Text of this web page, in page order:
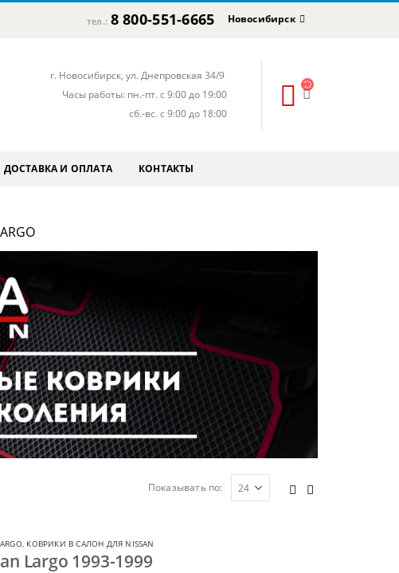
тел.: 8 800-551-6665 Новосибирск
г. Новосибирск, ул. Днепровская 34/9
Часы работы: пн.-пт. с 9:00 до 19:00
сб.-вс. с 9:00 до 18:00
ДОСТАВКА И ОПЛАТА КОНТАКТЫ
Показывать по:
, КОВРИКИ В САЛОН ДЛЯ NISSAN
Largo 1993-1999